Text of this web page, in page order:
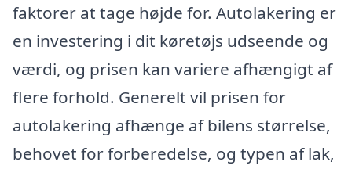
faktorer at tage højde for. Autolakering er
en investering i dit køretøjs udseende og
værdi, og prisen kan variere afhængigt af
flere forhold. Generelt vil prisen for
autolakering afhænge af bilens størrelse,
behovet for forberedelse, og typen af lak,